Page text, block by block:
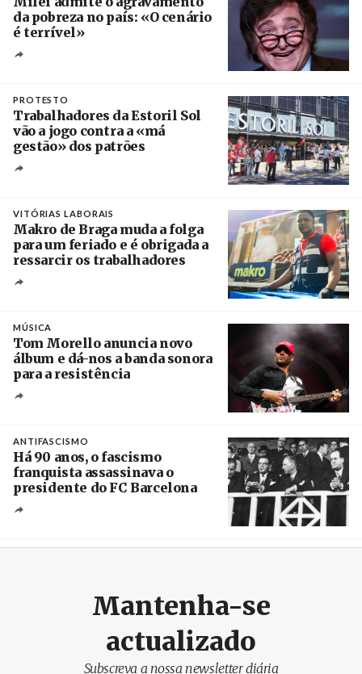
da pobreza no país: «O cenário
é terrível»
PROTESTO
Trabalhadores da Estoril Sol
vão a jogo contra a «má
gestão» dos patrões
VITÓRIAS LABORAIS
Makro de Braga muda a folga
para um feriado e é obrigada a
ressarcir os trabalhadores
MÚSICA
Tom Morello anuncia novo
álbum e dá-nos a banda sonora
para a resistência
ANTIFASCISMO
Há 90 anos, o fascismo
franquista assassinava o
presidente do FC Barcelona
Mantenha-se
actualizado
Subscreva a nossa newsletter diária